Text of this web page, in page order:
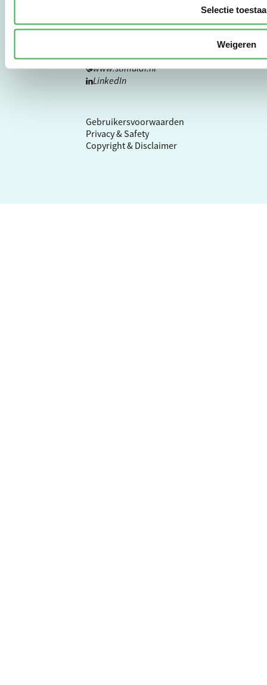
Selectie
Weigeren
010 - 238 28 28
www.stimular.nl
LinkedIn
Gebruikersvoorwaarden
Privacy & Safety
Copyright & Disclaimer